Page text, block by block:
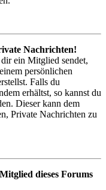
Nachrichten!
ein Mitglied sendet,
persönlichen
Falls du
erhältst, so kannst du
Dieser kann dem
Private Nachrichten zu
dieses Forums